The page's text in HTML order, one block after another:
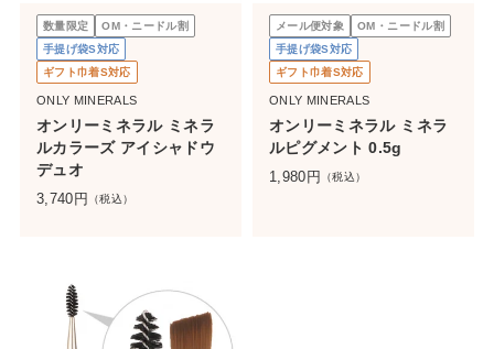
数量限定
OM・ニードル割
手提げ袋S対応
ギフト巾着S対応
ONLY MINERALS
オンリーミネラル ミネラ
ルカラーズ アイシャドウ
デュオ
3,740 円 （税込）
メール便対象
OM・ニードル割
手提げ袋S対応
ギフト巾着S対応
ONLY MINERALS
オンリーミネラル ミネラ
ルピグメント 0.5g
1,980 円 （税込）